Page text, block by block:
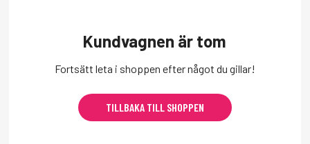
Kundvagnen är tom
Fortsätt leta i shoppen efter något du gillar!
TILLBAKA TILL SHOPPEN